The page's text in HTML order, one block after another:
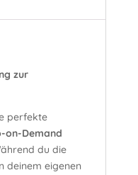
zur
perfekte
on-Demand
du die
deinem eigenen